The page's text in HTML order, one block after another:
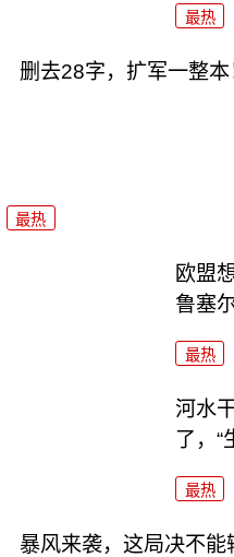
最热
删去28字，扩军一整
最热
欧盟
鲁塞
最热
河水
了，“
最热
暴风来袭，这局决不